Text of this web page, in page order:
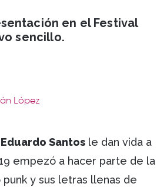
en el Festival
sencillo.
López
Santos le dan vida a
empezó a hacer parte de la
y sus letras llenas de